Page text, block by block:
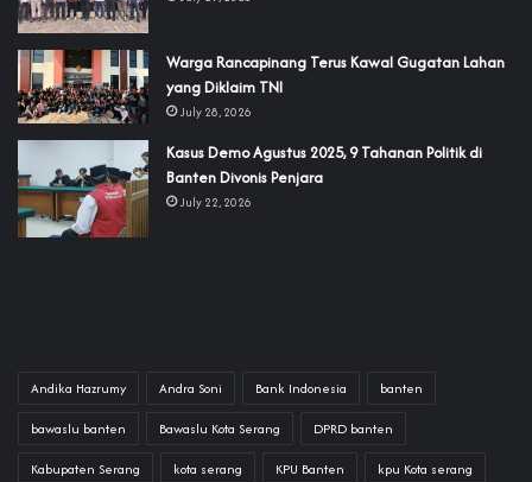
‎Warga Rancapinang Terus Kawal Gugatan Lahan
yang Diklaim TNI‎‎
July 28, 2026
‎Kasus Demo Agustus 2025, 9 Tahanan Politik di
Banten Divonis Penjara
July 22, 2026
Andika Hazrumy Andra Soni Bank Indonesia banten
bawaslu banten Bawaslu Kota Serang DPRD banten
Kabupaten Serang kota serang KPU Banten kpu Kota serang